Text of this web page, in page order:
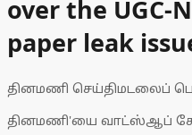
over the UGC-
paper leak
தினமணி செய்திமடலைப்
தினமணி'யை வாட்ஸ்ஆப்